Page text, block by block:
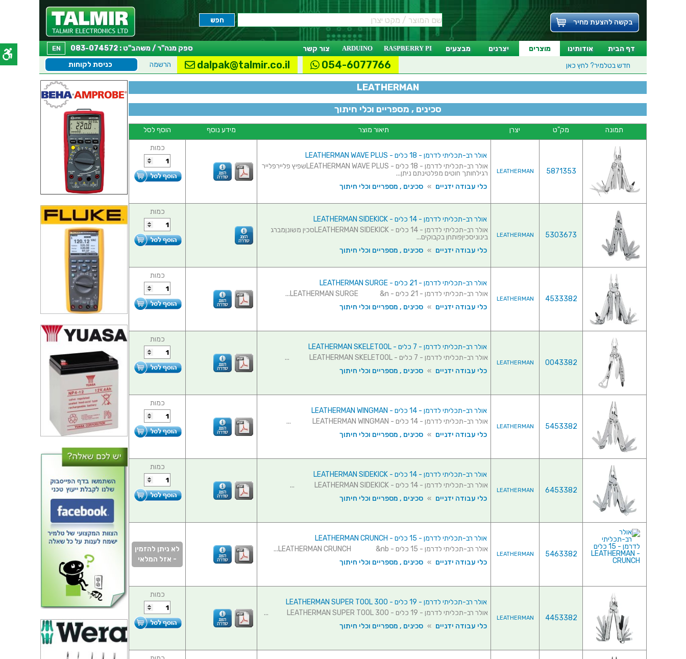
בקשה להצעת מחיר
דף הבית אודותינו מוצרים יצרנים מבצעים RASPBERRY PI
ARDUINO צור קשר EN
ספק מנה"ר / משהב"ט : 083-074572
חדש בטלמיר? לחץ כאן כניסת לקוחות הרשמה dalpak@talmir.co.il 054-6077766
LEATHERMAN
סכינים , מספריים וכלי חיתוך
תמונה מק"ט יצרן תיאור מוצר מידע נוסף הוסף לסל
5871353
LEATHERMAN
אולר רב-תכליתי לדרמן - 18 כלים - LEATHERMAN WAVE PLUS
אולר רב-תכליתי לדרמן - 18 כלים - LEATHERMAN WAVE PLUSשפיץ פליירפלייר
רגילחותך חוטים מפלטינתם ניתן...
כלי עבודה ידניים » סכינים , מספריים וכלי חיתוך
כמות
5303673
LEATHERMAN
אולר רב-תכליתי לדרמן - 14 כלים - LEATHERMAN SIDEKICK
אולר רב-תכליתי לדרמן - 14 כלים - LEATHERMAN SIDEKICKסכין משונןמברג
בינוניסכיןפותחן בקבוקים...
כלי עבודה ידניים » סכינים , מספריים וכלי חיתוך
כמות
4533382
LEATHERMAN
אולר רב-תכליתי לדרמן - 21 כלים - LEATHERMAN SURGE
אולר רב-תכליתי לדרמן - 21 כלים - LEATHERMAN SURGE &n...
כלי עבודה ידניים » סכינים , מספריים וכלי חיתוך
כמות
0043382
LEATHERMAN
אולר רב-תכליתי לדרמן - 7 כלים - LEATHERMAN SKELETOOL
אולר רב-תכליתי לדרמן - 7 כלים - LEATHERMAN SKELETOOL ...
כלי עבודה ידניים » סכינים , מספריים וכלי חיתוך
כמות
5453382
LEATHERMAN
אולר רב-תכליתי לדרמן - 14 כלים - LEATHERMAN WINGMAN
אולר רב-תכליתי לדרמן - 14 כלים - LEATHERMAN WINGMAN ...
כלי עבודה ידניים » סכינים , מספריים וכלי חיתוך
כמות
6453382
LEATHERMAN
אולר רב-תכליתי לדרמן - 14 כלים - LEATHERMAN SIDEKICK
אולר רב-תכליתי לדרמן - 14 כלים - LEATHERMAN SIDEKICK ...
כלי עבודה ידניים » סכינים , מספריים וכלי חיתוך
כמות
5463382
LEATHERMAN
אולר רב-תכליתי לדרמן - 15 כלים - LEATHERMAN CRUNCH
אולר רב-תכליתי לדרמן - 15 כלים - LEATHERMAN CRUNCH &nb...
כלי עבודה ידניים » סכינים , מספריים וכלי חיתוך
לא ניתן להזמין
- אזל המלאי
4453382
LEATHERMAN
אולר רב-תכליתי לדרמן - 19 כלים - LEATHERMAN SUPER TOOL 300
אולר רב-תכליתי לדרמן - 19 כלים - LEATHERMAN SUPER TOOL 300 ...
כלי עבודה ידניים » סכינים , מספריים וכלי חיתוך
כמות